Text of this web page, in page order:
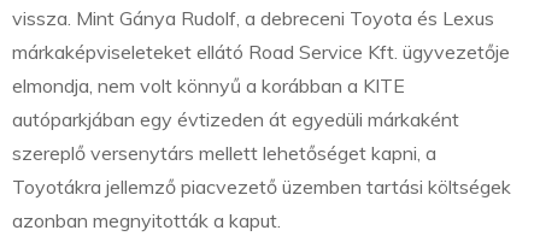
vissza. Mint Gánya Rudolf, a debreceni Toyota és Lexus
márkaképviseleteket ellátó Road Service Kft. ügyvezetője
elmondja, nem volt könnyű a korábban a KITE
autóparkjában egy évtizeden át egyedüli márkaként
szereplő versenytárs mellett lehetőséget kapni, a
Toyotákra jellemző piacvezető üzemben tartási költségek
azonban megnyitották a kaput.